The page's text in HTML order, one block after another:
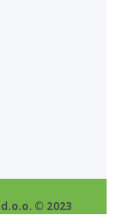
© 2023